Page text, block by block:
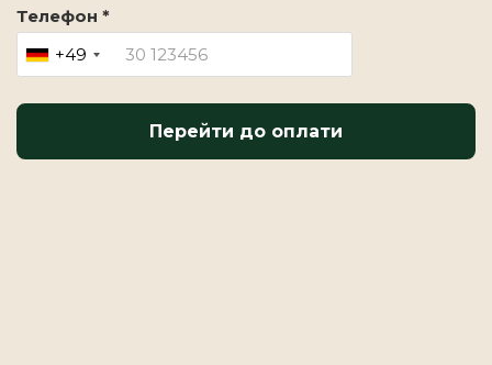
Телефон *
+49
Перейти до оплати